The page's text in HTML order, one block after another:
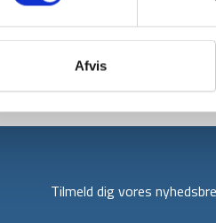
Afvis
Tilmeld dig vores